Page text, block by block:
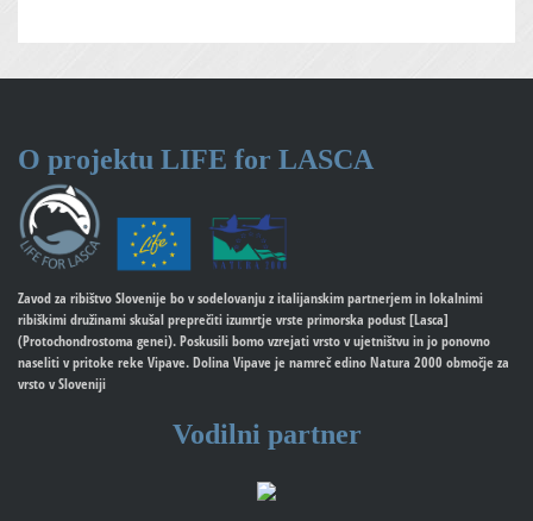
O projektu LIFE for LASCA
Zavod za ribištvo Slovenije bo v sodelovanju z italijanskim partnerjem in lokalnimi
ribiškimi družinami skušal preprečiti izumrtje vrste primorska podust [Lasca]
(Protochondrostoma genei). Poskusili bomo vzrejati vrsto v ujetništvu in jo ponovno
naseliti v pritoke reke Vipave. Dolina Vipave je namreč edino Natura 2000 območje za
vrsto v Sloveniji
Vodilni partner